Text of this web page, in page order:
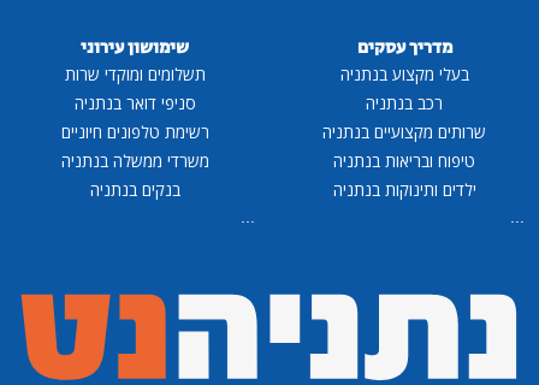
מדריך עסקים
בעלי מקצוע בנתניה
רכב בנתניה
שרותים מקצועיים בנתניה
טיפוח ובריאות בנתניה
ילדים ותינוקות בנתניה
...
שימושון עירוני
תשלומים ומוקדי שרות
סניפי דואר בנתניה
רשימת טלפונים חיוניים
משרדי ממשלה בנתניה
בנקים בנתניה
...